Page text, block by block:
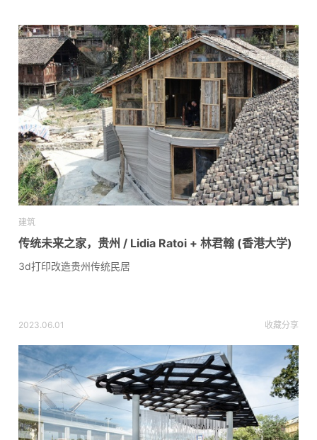
建筑
传统未来之家，贵州 / Lidia Ratoi + 林君翰 (香港大学)
3d打印改造贵州传统民居
2023.06.01 收藏分享